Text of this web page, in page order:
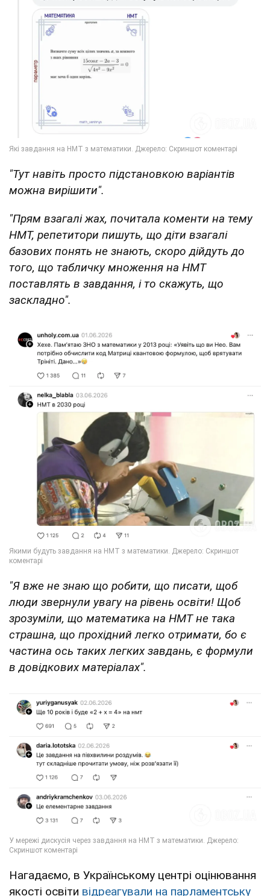
"Тут навіть просто підстановкою варіантів
можна вирішити".
"Прям взагалі жах, почитала коменти на тему
НМТ, репетитори пишуть, що діти взагалі
базових понять не знають, скоро дійдуть до
того, що табличку множення на НМТ
поставлять в завдання, і то скажуть, що
заскладно".
"Я вже не знаю що робити, що писати, щоб
люди звернули увагу на рівень освіти! Щоб
зрозуміли, що математика на НМТ не така
страшна, що прохідний легко отримати, бо є
частина ось таких легких завдань, є формули
в довідкових матеріалах".
Нагадаємо, в Українському центрі оцінювання
якості освіти відреагували на парламентську